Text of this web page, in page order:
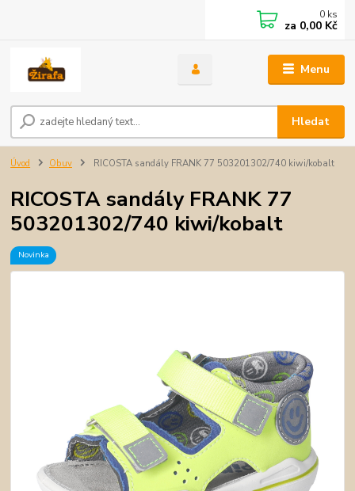
Menu
Hledat
0 ks
za 0,00 Kč
Úvod Obuv RICOSTA sandály FRANK 77 503201302/740 kiwi/kobalt
RICOSTA sandály FRANK 77
503201302/740 kiwi/kobalt
Novinka